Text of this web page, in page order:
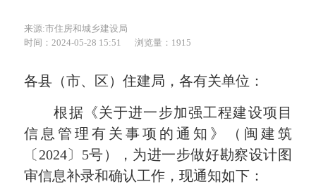
来源:市住房和城乡建设局
时间：2024-05-28 15:51
浏览量：1915
各县（市、区）住建局，各有关单位：
根据《关于进一步加强工程建设项目
信息管理有关事项的通知》（闽建筑
〔2024〕5号），为进一步做好勘察设计图
审信息补录和确认工作，现通知如下：